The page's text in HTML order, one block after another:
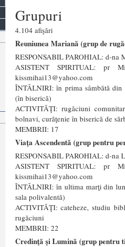
Grupuri
4.104 afişări
Reuniunea Mariană (grup de
RESPONSABIL PAROHIAL: d-na
ASISTENT SPIRITUAL: pr
kissmihai13@yahoo.com
ÎNTÂLNIRI: în prima sâmbătă
(în biserică)
ACTIVITĂŢI: rugăciuni
bolnavi, curăţenie în biserică de
MEMBRII: 17
Viaţa Ascendentă (grup pentru
RESPONSABIL PAROHIAL: d-na
ASISTENT SPIRITUAL: pr
kissmihai13@yahoo.com
ÎNTÂLNIRI: în ultima marţi din
sala polivalentă)
ACTIVITĂŢI: cateheze, studiu
rugăciuni
MEMBRII: 22
Credinţă şi Lumină (grup pentru